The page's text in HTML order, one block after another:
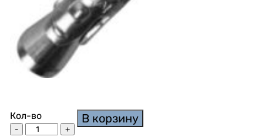
Кол-во В корзину